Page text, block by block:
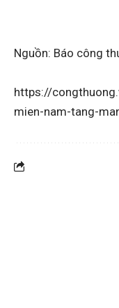
Nguồn: Báo công
https://
mien-nam-tang-